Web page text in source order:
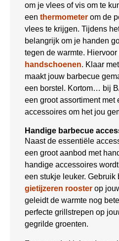
om je vlees of vis om te
een thermometer om de
vlees te krijgen. Tijdens
belangrijk om je handen
tegen de warmte.
handschoenen. Klaar
maakt jouw barbecue
een borstel. Kortom… bij
een groot assortiment met
accessoires om het jou
Handige barbecue
Naast de essentiële
een groot aanbod met
handige accessoires
een stukje leuker. Gebruik
gietijzeren rooster op
geleidt de warmte nog
perfecte grillstrepen op
gegrilde groenten.